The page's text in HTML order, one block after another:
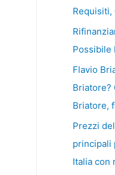
Requisiti,
Possibile
Flavio
Briatore?
Briatore,
Prezzi
principali
Italia con